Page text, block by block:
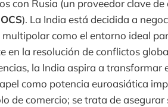
con Rusia (un proveedor clave de
OCS). La India está decidida a
como el entorno ideal
en la resolución de conflictos
la India aspira a transformar
como potencia euroasiática
de comercio; se trata de asegurar